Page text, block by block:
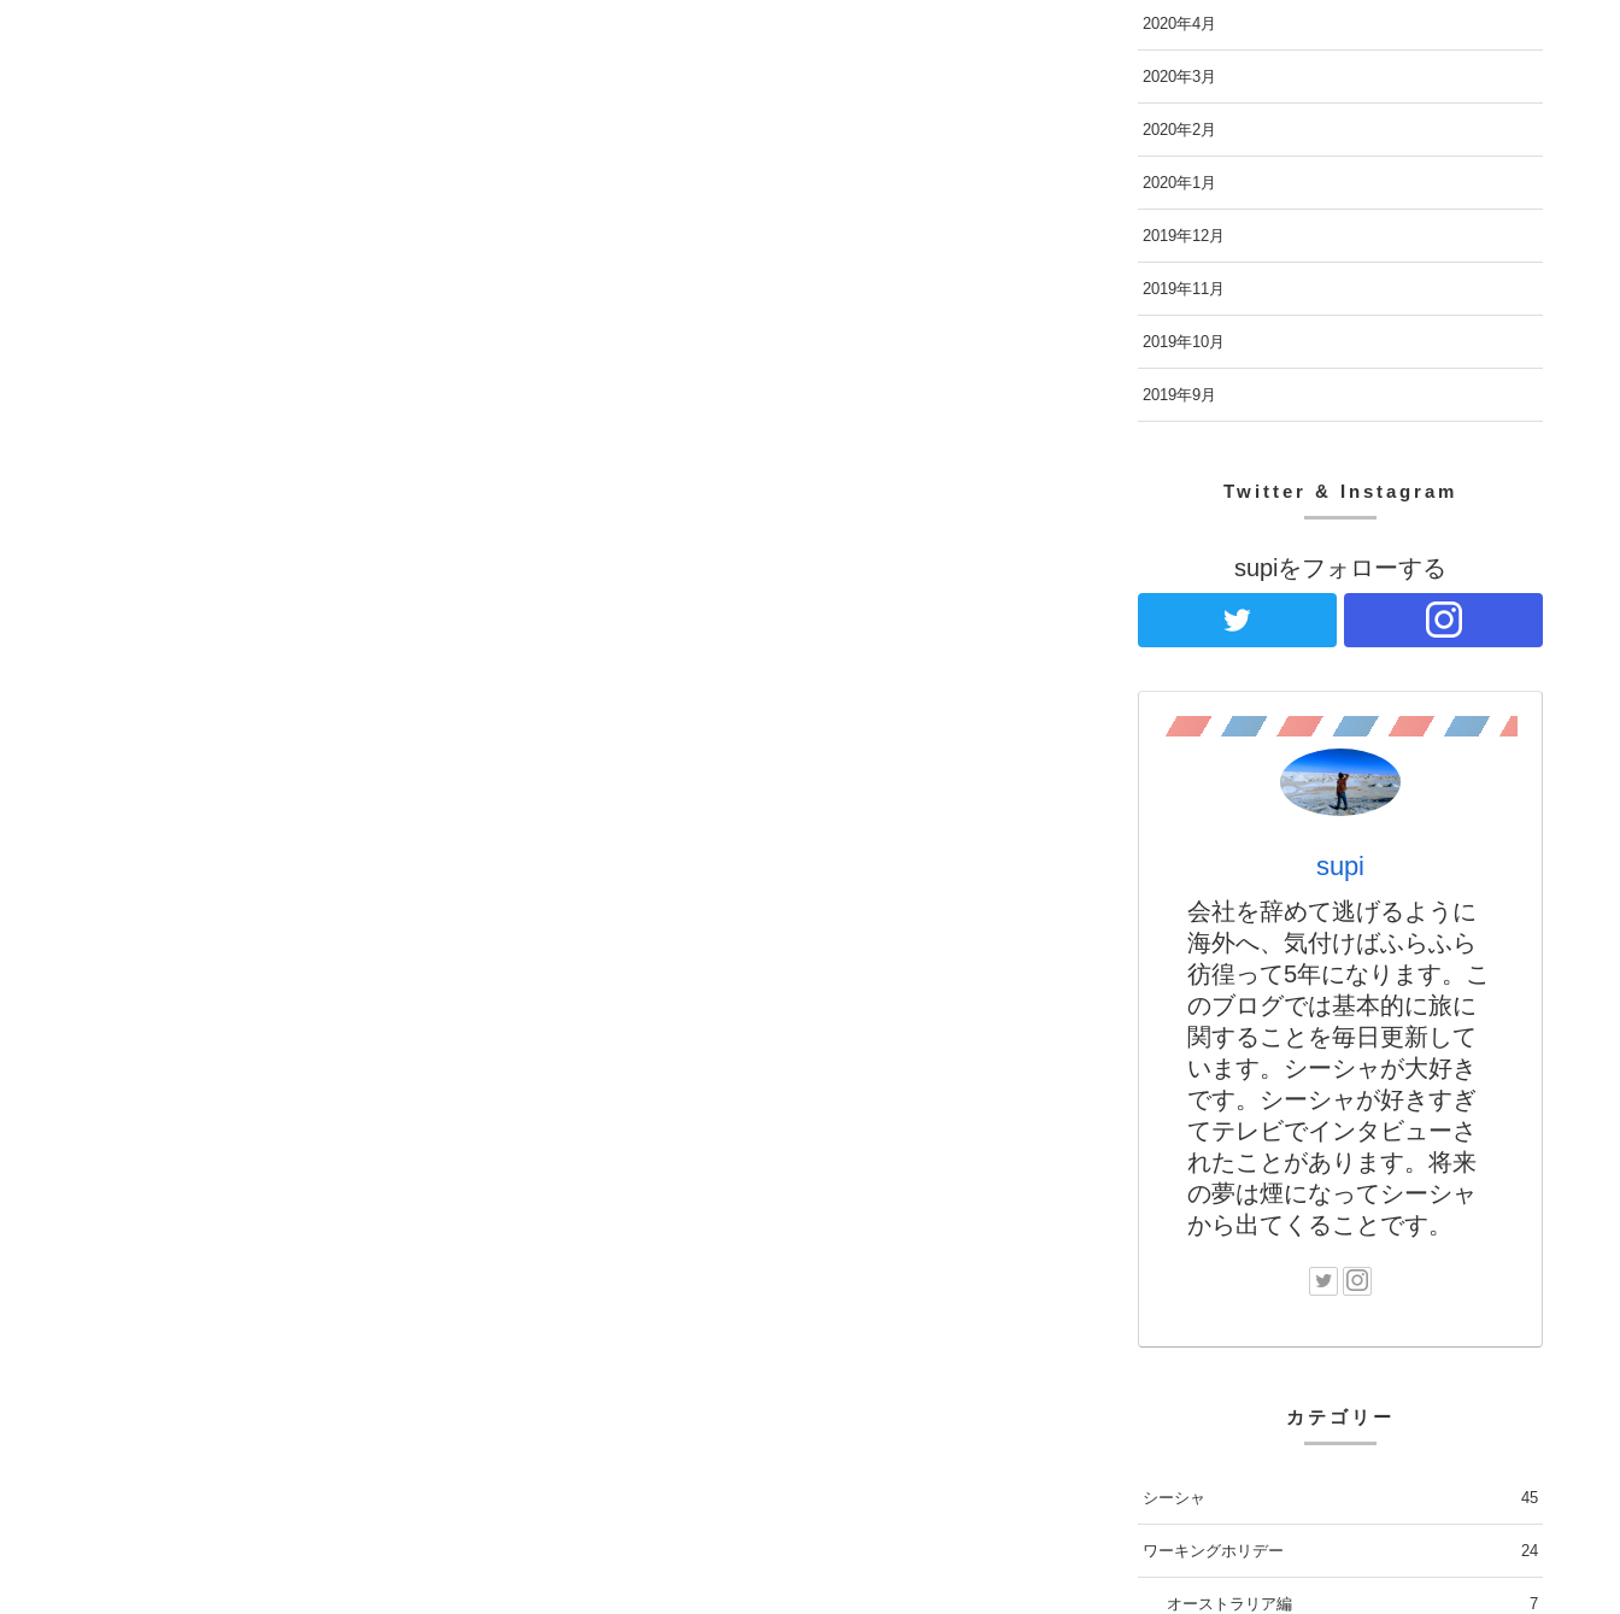
2020年4月
2020年3月
2020年2月
2020年1月
2019年12月
2019年11月
2019年10月
2019年9月
Twitter & Instagram
supiをフォローする
supi
会社を辞めて逃げるように
海外へ、気付けばふらふら
彷徨って5年になります。こ
のブログでは基本的に旅に
関することを毎日更新して
います。シーシャが大好き
です。シーシャが好きすぎ
てテレビでインタビューさ
れたことがあります。将来
の夢は煙になってシーシャ
から出てくることです。
カテゴリー
シーシャ 45
ワーキングホリデー 24
オーストラリア編 7